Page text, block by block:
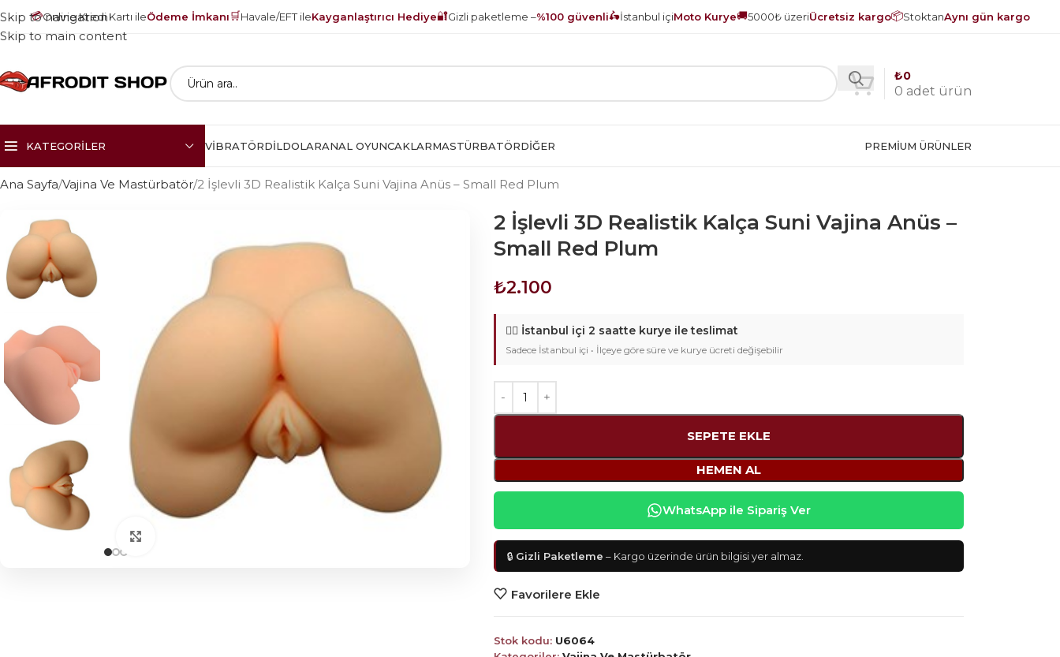
💳Online Kredi Kartı ileÖdeme İmkanı🛒Havale/EFT ileKayganlaştırıcı Hediye🔐Gizli paketleme –%100 güvenli🛵İstanbul içiMoto Kurye🚚5000₺ üzeriÜcretsiz kargo📦StoktanAynı gün kargo
Skip to navigation
Skip to main content
0 adet ürün
₺0
KATEGORILER VIBRATÖRDILDOLARANAL OYUNCAKLARMASTÜRBATÖRDIĞER PREMIUM ÜRÜNLER
Ana Sayfa Vajina Ve Mastürbatör 2 İşlevli 3D Realistik Kalça Suni Vajina Anüs – Small Red Plum
2 İşlevli 3D Realistik Kalça Suni Vajina Anüs –
Small Red Plum
₺2.100
🚴‍♂️ İstanbul içi 2 saatte kurye ile teslimat
Sadece İstanbul içi • İlçeye göre süre ve kurye ücreti değişebilir
SEPETE EKLE
HEMEN AL
WhatsApp ile Sipariş Ver
🔒 Gizli Paketleme – Kargo üzerinde ürün bilgisi yer almaz.
Favorilere Ekle
Stok kodu: U6064